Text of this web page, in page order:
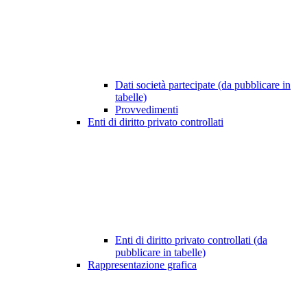
Dati società partecipate (da pubblicare in
tabelle)
Provvedimenti
Enti di diritto privato controllati
Enti di diritto privato controllati (da
pubblicare in tabelle)
Rappresentazione grafica